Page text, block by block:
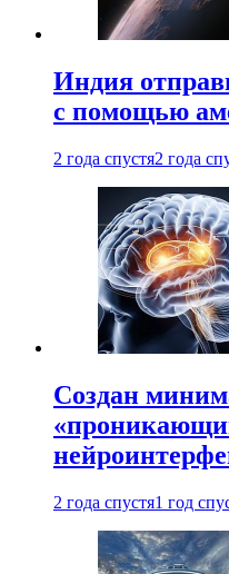
Индия
с помощью
2 года спустя2 года
Создан
2 года спустя1 год